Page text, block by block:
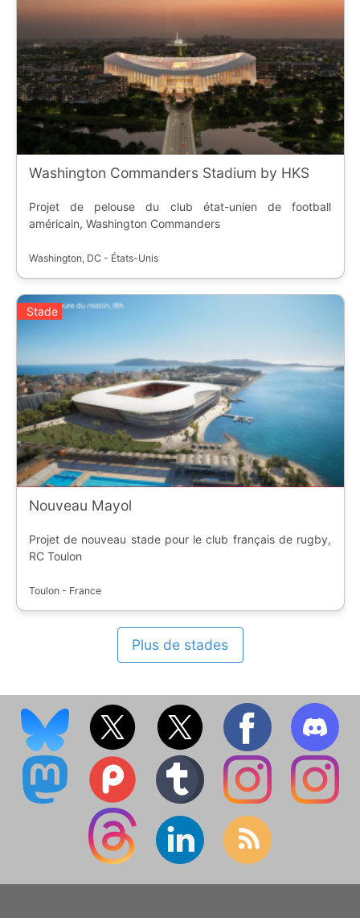
Washington Commanders Stadium by HKS
Projet de pelouse du club état-unien de football
américain, Washington Commanders
Washington, DC - États-Unis
Stade
Nouveau Mayol
Projet de nouveau stade pour le club français de rugby,
RC Toulon
Toulon - France
Plus de stades